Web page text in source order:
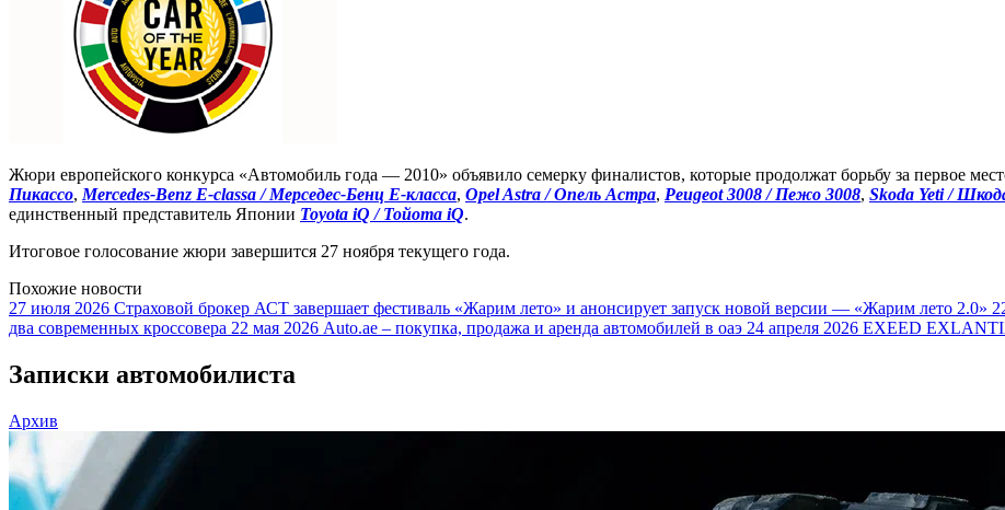
Жюри европейского конкурса «Автомобиль года — 2010» объявило семерку финалистов, которые продолжат борьбу за первое
Пикассо, Mercedes-Benz E-classa / Мерседес-Бенц E-класса, Opel Astra / Опель Астра, Peugeot 3008 / Пежо 3008, Skoda Yeti /
единственный представитель Японии Toyota iQ / Тойота iQ.
Итоговое голосование жюри завершится 27 ноября текущего года.
Похожие новости
27 июля 2026 Страховой брокер АСТ завершает фестиваль «Жарим лето» и анонсирует запуск новой версии — «Жарим лето 2.0»
два современных кроссовера 22 мая 2026 Auto.ae – покупка, продажа и аренда автомобилей в оаэ 24 апреля 2026 EXEED
Записки автомобилиста
Архив